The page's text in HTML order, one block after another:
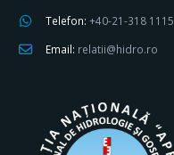
Telefon: +40-21-318 1115
Email: relatii@hidro.ro